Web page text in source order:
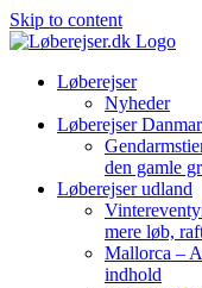
Skip to content
Løberejser
Nyheder
Løberejser
den gamle
Løberejser udland
mere løb,
Mallorca –
indhold